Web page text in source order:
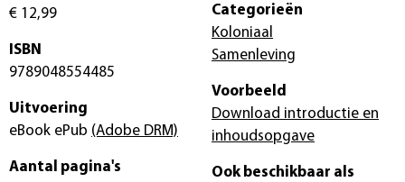
€ 12,99
ISBN
9789048554485
Uitvoering
eBook ePub (Adobe DRM)
Aantal pagina's
Categorieën
Koloniaal
Samenleving
Voorbeeld
Download introductie en
inhoudsopgave
Ook beschikbaar als